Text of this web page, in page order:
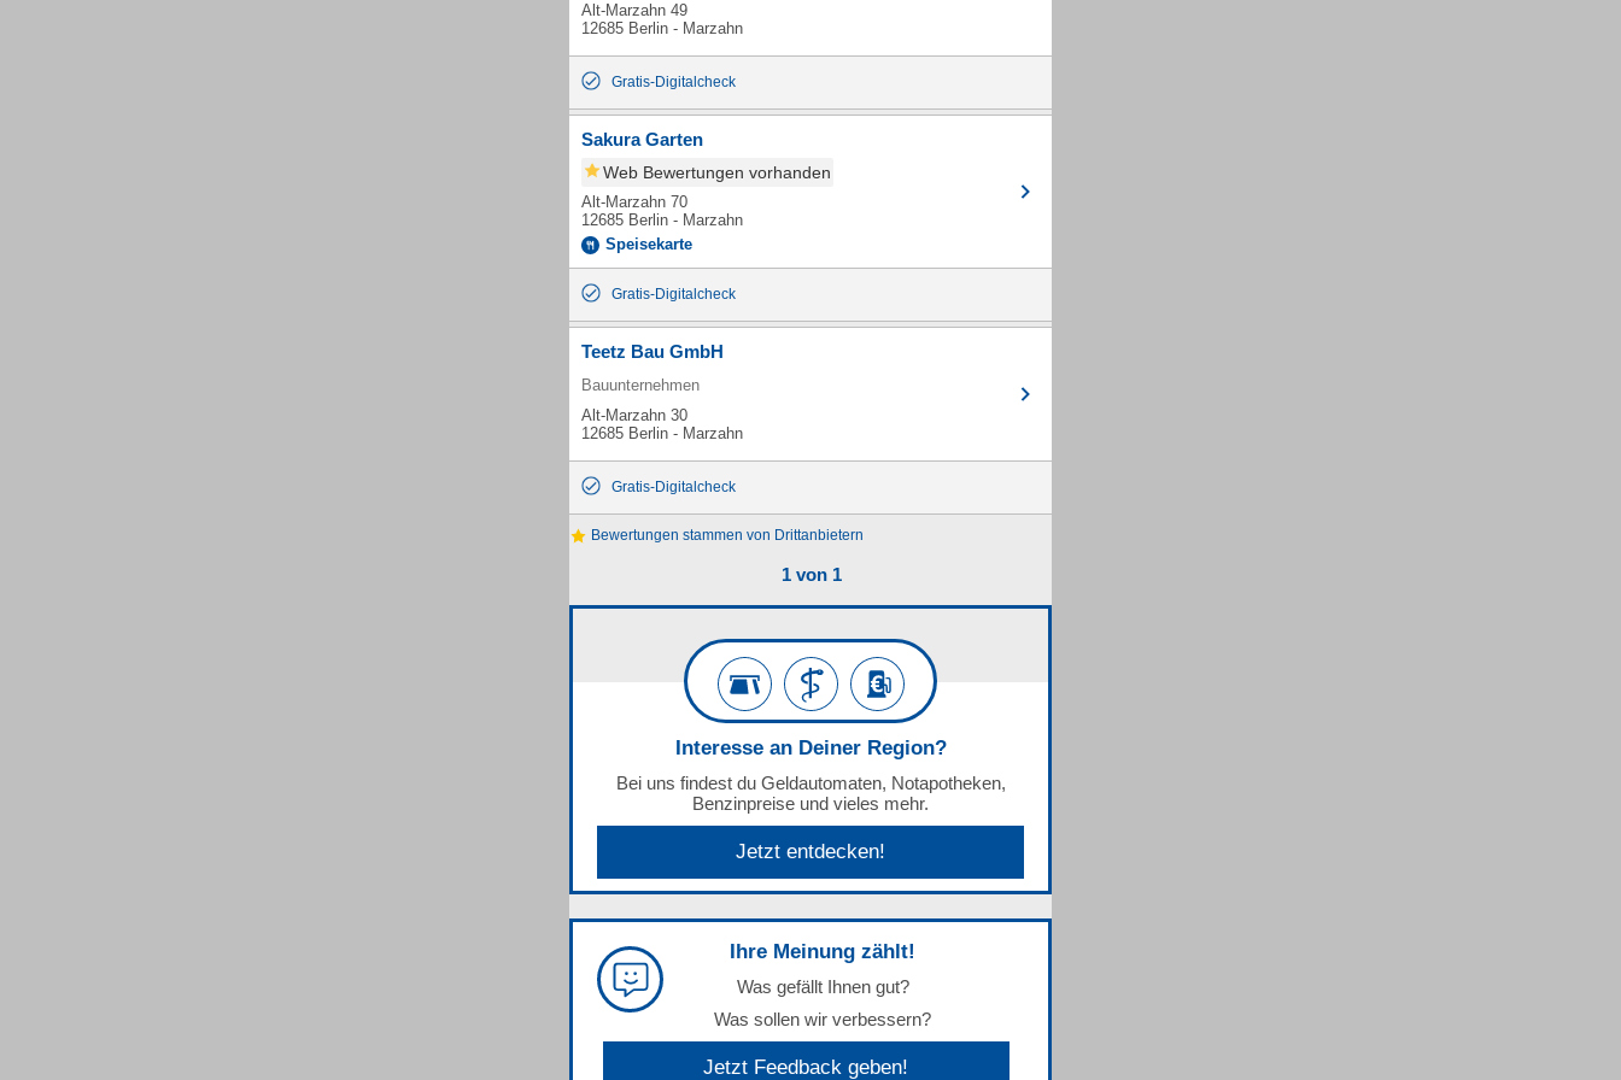
Alt-Marzahn 49
12685 Berlin - Marzahn
Gratis-Digitalcheck
Sakura Garten
Web Bewertungen vorhanden
Alt-Marzahn 70
12685 Berlin - Marzahn
Speisekarte
Gratis-Digitalcheck
Teetz Bau GmbH
Bauunternehmen
Alt-Marzahn 30
12685 Berlin - Marzahn
Gratis-Digitalcheck
Bewertungen stammen von Drittanbietern
1 von 1
Interesse an Deiner Region?
Bei uns findest du Geldautomaten, Notapotheken,
Benzinpreise und vieles mehr.
Jetzt entdecken!
Ihre Meinung zählt!
Was gefällt Ihnen gut?
Was sollen wir verbessern?
Jetzt Feedback geben!